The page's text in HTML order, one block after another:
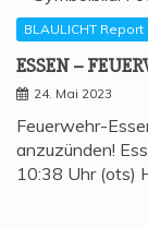
BLAULICHT Report
ESSEN –
24. Mai 2023
Feuerwehr-
anzuzünden!
10:38 Uhr (ots)